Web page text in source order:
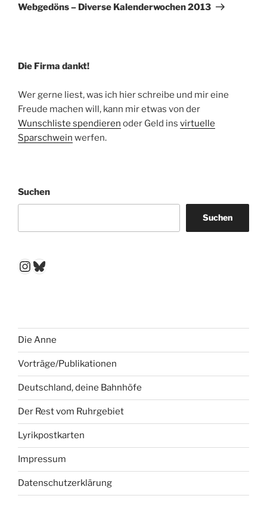
Beitrag
Webgedöns – Diverse Kalenderwochen 2013
Die Firma dankt!
Wer gerne liest, was ich hier schreibe und mir eine
Freude machen will, kann mir etwas von der
Wunschliste spendieren oder Geld ins virtuelle
Sparschwein werfen.
Suchen
Suchen
Instagram
Bluesky
Die Anne
Vorträge/Publikationen
Deutschland, deine Bahnhöfe
Der Rest vom Ruhrgebiet
Lyrikpostkarten
Impressum
Datenschutzerklärung